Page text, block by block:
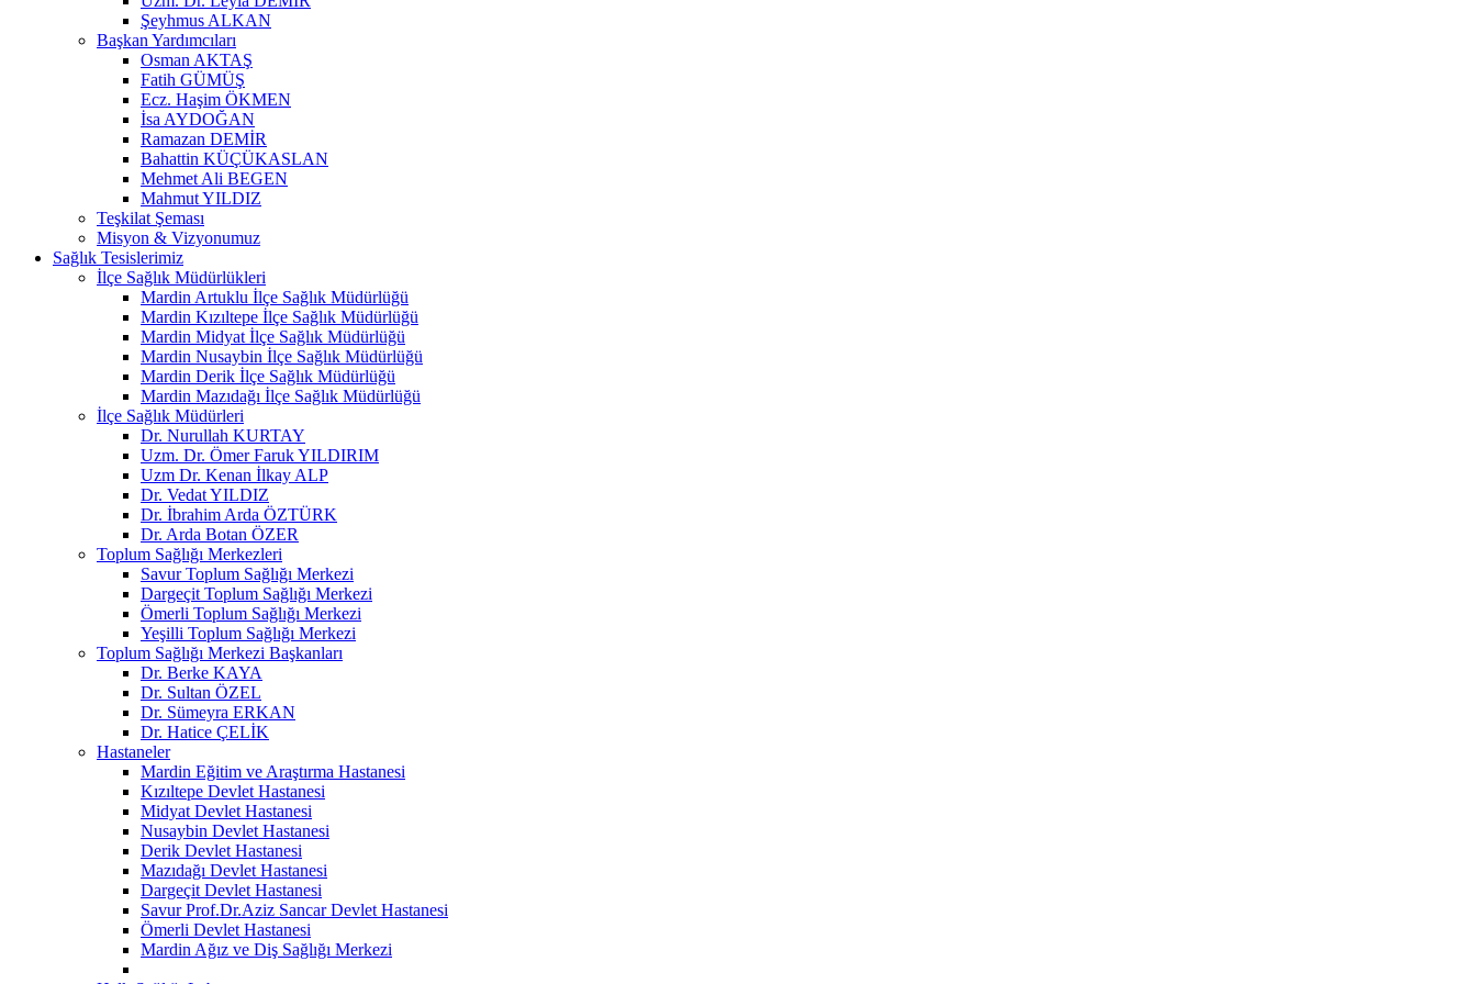
Şeyhmus ALKAN
Başkan Yardımcıları
Osman AKTAŞ
Fatih GÜMÜŞ
Ecz. Haşim ÖKMEN
İsa AYDOĞAN
Ramazan DEMİR
Bahattin KÜÇÜKASLAN
Mehmet Ali BEGEN
Mahmut YILDIZ
Teşkilat Şeması
Misyon & Vizyonumuz
Sağlık Tesislerimiz
İlçe Sağlık Müdürlükleri
Mardin Artuklu İlçe Sağlık Müdürlüğü
Mardin Kızıltepe İlçe Sağlık Müdürlüğü
Mardin Midyat İlçe Sağlık Müdürlüğü
Mardin Nusaybin İlçe Sağlık Müdürlüğü
Mardin Derik İlçe Sağlık Müdürlüğü
Mardin Mazıdağı İlçe Sağlık Müdürlüğü
İlçe Sağlık Müdürleri
Dr. Nurullah KURTAY
Uzm. Dr. Ömer Faruk YILDIRIM
Uzm Dr. Kenan İlkay ALP
Dr. Vedat YILDIZ
Dr. İbrahim Arda ÖZTÜRK
Dr. Arda Botan ÖZER
Toplum Sağlığı Merkezleri
Savur Toplum Sağlığı Merkezi
Dargeçit Toplum Sağlığı Merkezi
Ömerli Toplum Sağlığı Merkezi
Yeşilli Toplum Sağlığı Merkezi
Toplum Sağlığı Merkezi Başkanları
Dr. Berke KAYA
Dr. Sultan ÖZEL
Dr. Sümeyra ERKAN
Dr. Hatice ÇELİK
Hastaneler
Mardin Eğitim ve Araştırma Hastanesi
Kızıltepe Devlet Hastanesi
Midyat Devlet Hastanesi
Nusaybin Devlet Hastanesi
Derik Devlet Hastanesi
Mazıdağı Devlet Hastanesi
Dargeçit Devlet Hastanesi
Savur Prof.Dr.Aziz Sancar Devlet Hastanesi
Ömerli Devlet Hastanesi
Mardin Ağız ve Diş Sağlığı Merkezi